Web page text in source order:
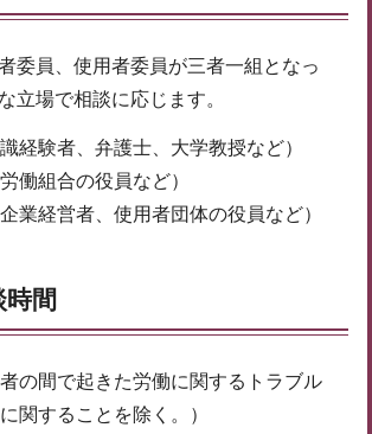
委員、使用者委員が三者一組となっ
立場で相談に応じます。
経験者、弁護士、大学教授など）
働組合の役員など）
業経営者、使用者団体の役員など）
間
の間で起きた労働に関するトラブル
関することを除く。）